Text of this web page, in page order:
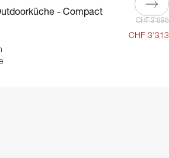
- Compact
CHF 3'898
CHF 3'313